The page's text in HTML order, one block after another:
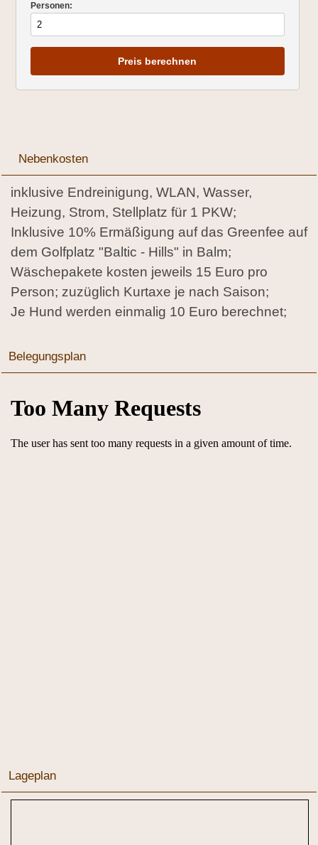
Personen:
Preis berechnen
Nebenkosten
inklusive Endreinigung, WLAN, Wasser,
Heizung, Strom, Stellplatz für 1 PKW;
Inklusive 10% Ermäßigung auf das Greenfee auf
dem Golfplatz "Baltic - Hills" in Balm;
Wäschepakete kosten jeweils 15 Euro pro
Person; zuzüglich Kurtaxe je nach Saison;
Je Hund werden einmalig 10 Euro berechnet;
Belegungsplan
Lageplan